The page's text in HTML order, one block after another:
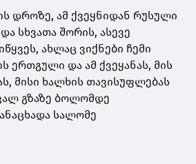
დროზე, ამ ქვეყნიდან რუსული
სხვათა შორის, ასევე
ახლაც ვიქნები ჩემი
ერთგული და ამ ქვეყანას, მის
მისი ხალხის თავისუფლებას
გზაზე ბოლომდე
სალომე